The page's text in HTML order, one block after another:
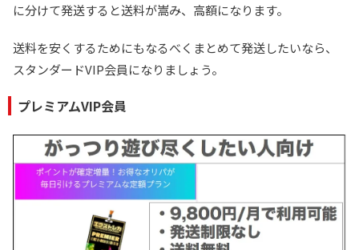
に分けて発送すると送料が嵩み、高額になります。
送料を安くするためにもなるべくまとめて発送したいなら、
スタンダードVIP会員になりましょう。
プレミアムVIP会員